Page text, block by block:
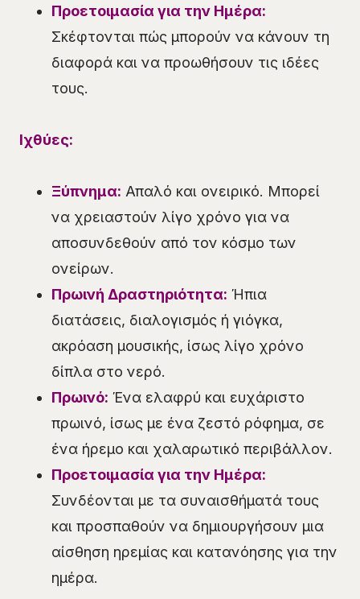
Προετοιμασία για την Ημέρα:
Σκέφτονται πώς μπορούν να κάνουν τη
διαφορά και να προωθήσουν τις ιδέες
τους.
Ιχθύες:
Ξύπνημα: Απαλό και ονειρικό. Μπορεί
να χρειαστούν λίγο χρόνο για να
αποσυνδεθούν από τον κόσμο των
ονείρων.
Πρωινή Δραστηριότητα: Ήπια
διατάσεις, διαλογισμός ή γιόγκα,
ακρόαση μουσικής, ίσως λίγο χρόνο
δίπλα στο νερό.
Πρωινό: Ένα ελαφρύ και ευχάριστο
πρωινό, ίσως με ένα ζεστό ρόφημα, σε
ένα ήρεμο και χαλαρωτικό περιβάλλον.
Προετοιμασία για την Ημέρα:
Συνδέονται με τα συναισθήματά τους
και προσπαθούν να δημιουργήσουν μια
αίσθηση ηρεμίας και κατανόησης για την
ημέρα.